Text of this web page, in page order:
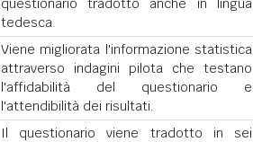
questionario tradotto anche in lingua
tedesca.
Viene migliorata l'informazione statistica
attraverso indagini pilota che testano
l'affidabilità del questionario e
l'attendibilità dei risultati.
Il questionario viene tradotto in sei